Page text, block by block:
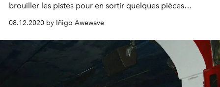
brouiller les pistes pour en sortir quelques pièces
08.12.2020 by Iñigo Awewave